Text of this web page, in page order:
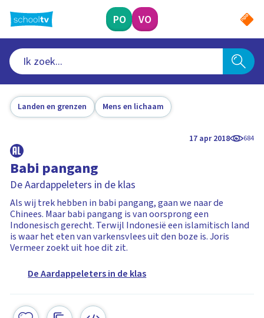
naar
hoofdinhoud
PO VO
Landen en grenzen Mens en lichaam
17 apr 2018 684
Babi pangang
De Aardappeleters in de klas
Als wij trek hebben in babi pangang, gaan we naar de
Chinees. Maar babi pangang is van oorsprong een
Indonesisch gerecht. Terwijl Indonesië een islamitisch land
is waar het eten van varkensvlees uit den boze is. Joris
Vermeer zoekt uit hoe dit zit.
De Aardappeleters in de klas